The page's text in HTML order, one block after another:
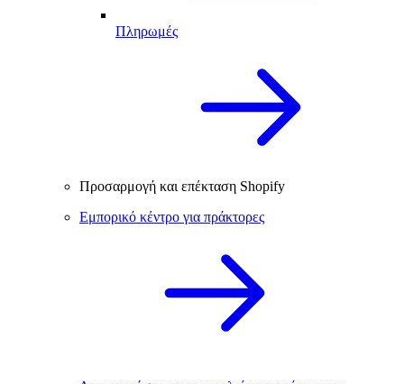
Πληρωμές
Προσαρμογή και επέκταση Shopify
Εμπορικό κέντρο για πράκτορες